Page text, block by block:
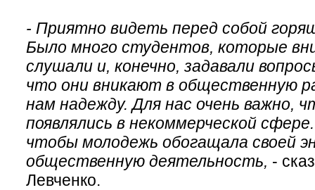
- Приятно видеть перед собой
Было много студентов, которые
слушали и, конечно, задавали
что они вникают в общественную
нам надежду. Для нас очень важно,
появлялись в некоммерческой
чтобы молодежь обогащала своей
общественную деятельность, -
Левченко.